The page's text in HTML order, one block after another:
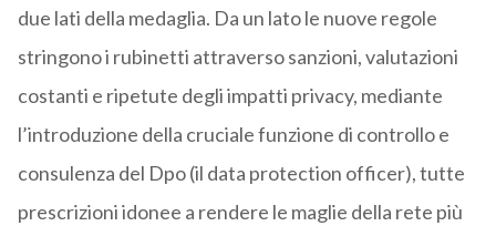
due lati della medaglia. Da un lato le nuove regole
stringono i rubinetti attraverso sanzioni, valutazioni
costanti e ripetute degli impatti privacy, mediante
l’introduzione della cruciale funzione di controllo e
consulenza del Dpo (il data protection officer), tutte
prescrizioni idonee a rendere le maglie della rete più